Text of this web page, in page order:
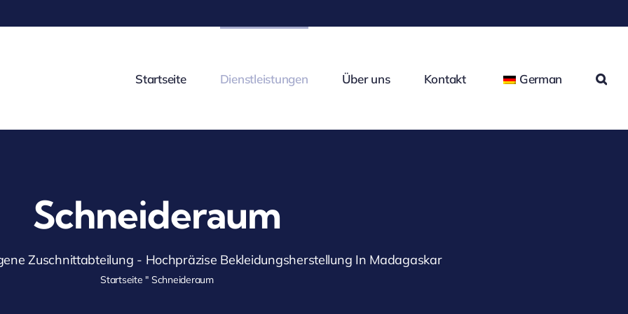
Startseite Dienstleistungen Über uns Kontakt German
Schneideraum
Zuschnittabteilung - Hochpräzise Bekleidungsherstellung In Madagaskar
Startseite " Schneideraum